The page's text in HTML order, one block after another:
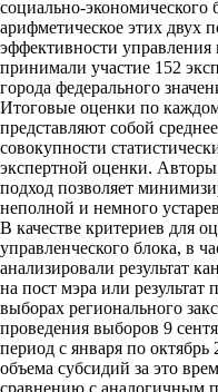
социально-экономического
арифметическое этих двух
эффективности управления
принимали участие 152
города федерального
Итоговые оценки по
представляют собой
совокупности
экспертной оценки.
подход позволяет
неполной и немного
В качестве критериев для
управленческого блока, в
анализировали результат
на пост мэра или результат
выборах регионального
проведения выборов 9
период с января по
объема субсидий за это